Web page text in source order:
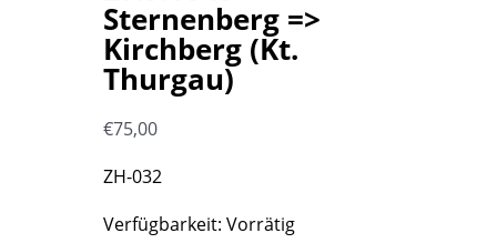
Sternenberg =>
Kirchberg (Kt.
Thurgau)
€75,00
ZH-032
Verfügbarkeit: Vorrätig